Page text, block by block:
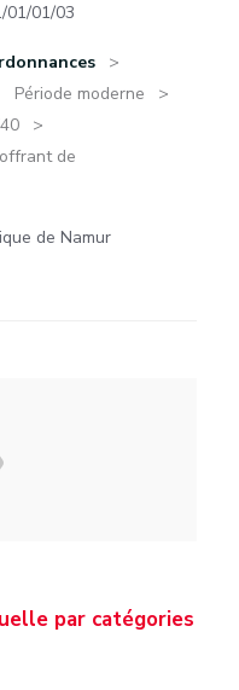
01/01/03
Période moderne
de
de Namur
par catégories